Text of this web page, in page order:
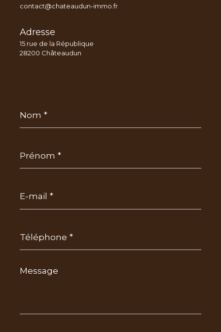
contact@chateaudun-immo.fr
Adresse
15 rue de la République
28200 Châteaudun
*
*
mail
*
Message
*